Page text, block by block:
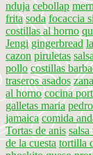
nduja cebollap
frita soda focaccia
costillas al horno
Jengi gingerbread
cazon piruletas
pollo costillas
traseros asados
al horno cocina
galletas maria
jamaica comida
Tortas de anis salsa
de la cuesta tortilla